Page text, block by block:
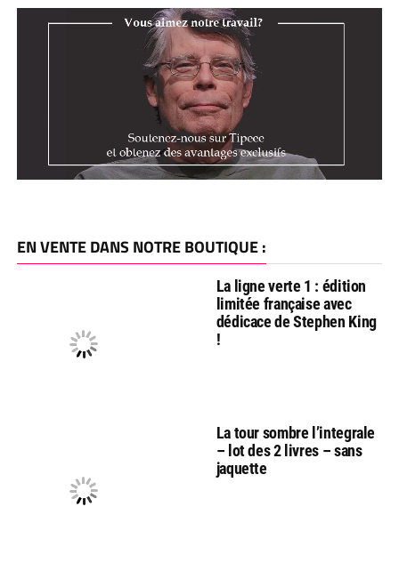
EN VENTE DANS NOTRE BOUTIQUE :
La ligne verte 1 : édition
limitée française avec
dédicace de Stephen King
!
La tour sombre l’integrale
– lot des 2 livres – sans
jaquette